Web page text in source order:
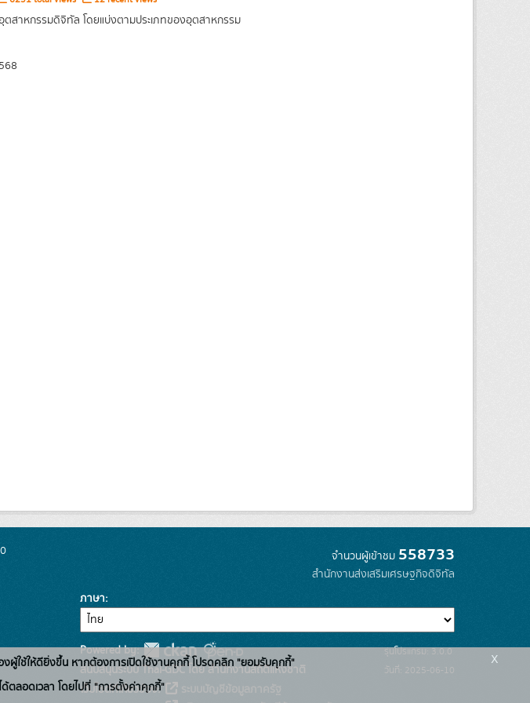
สาหกรรมดิจิทัล โดยแบ่งตามประเภทของอุตสาหกรรม
จำนวนผู้เข้าชม 558733
สำนักงานส่งเสริมเศรษฐกิจดิจิทัล
ภาษา
Powered by:
สนับสนุนระบบ Thai-GDC โดย สำนักงานสถิติแห่งชาติ
เว็บไซต์ที่เกี่ยวข้อง:
รุ่นโปรแกรม: 3.0.0
วันที่: 2025-06-10
ผู้ใช้ให้ดียิ่งขึ้น หากต้องการเปิดใช้งานคุกกี้ โปรดคลิก "ยอมรับคุกกี้"
ลอดเวลา โดยไปที่ "การตั้งค่าคุกกี้"
x